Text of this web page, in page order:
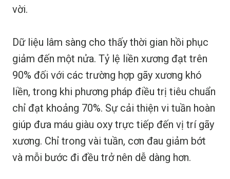
vời.
Dữ liệu lâm sàng cho thấy thời gian hồi phục
giảm đến một nửa. Tỷ lệ liền xương đạt trên
90% đối với các trường hợp gãy xương khó
liền, trong khi phương pháp điều trị tiêu chuẩn
chỉ đạt khoảng 70%. Sự cải thiện vi tuần hoàn
giúp đưa máu giàu oxy trực tiếp đến vị trí gãy
xương. Chỉ trong vài tuần, cơn đau giảm bớt
và mỗi bước đi đều trở nên dễ dàng hơn.